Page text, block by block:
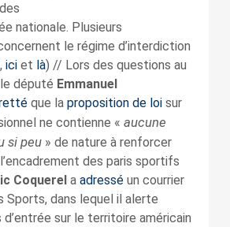
nationale. Plusieurs
le régime d’interdiction
, iciet là) // Lors des questions au
député Emmanuel
que la proposition de loisur
ne contienne « aucune
si peu» de nature à renforcer
des paris sportifs
Coquerel a adresséun courrier
Sports, dans lequel il alerte
sur le territoire américain